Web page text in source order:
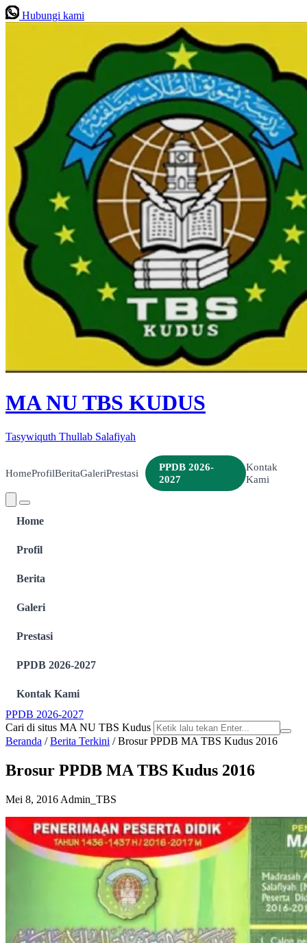
Hubungi kami
MA NU TBS KUDUS
Tasywiquth Thullab Salafiyah
HomeProfilBeritaGaleriPrestasi
PPDB 2026-
2027
Kontak
Kami
Home
Profil
Berita
Galeri
Prestasi
PPDB 2026-2027
Kontak Kami
PPDB 2026-2027
Cari di situs MA NU TBS Kudus
Beranda / Berita Terkini / Brosur PPDB MA TBS Kudus 2016
Brosur PPDB MA TBS Kudus 2016
Mei 8, 2016 Admin_TBS